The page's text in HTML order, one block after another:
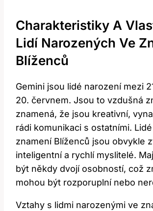
Charakteristiky A
Lidí Narozených Ve
Blíženců
Gemini jsou lidé narození mezi
20. červnem. Jsou to vzdušná
znamená, že jsou kreativní,
rádi komunikaci s ostatními.
znamení Blíženců jsou obvykle
inteligentní a rychlí myslitelé.
být někdy dvojí osobností, což
mohou být rozporuplní nebo
Vztahy s lidmi narozenými ve